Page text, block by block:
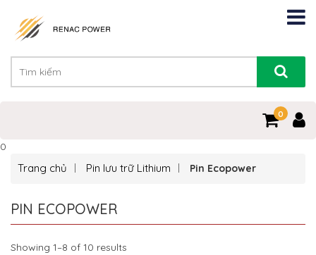
0
0
Trang chủ Pin lưu trữ Lithium Pin Ecopower
PIN ECOPOWER
Showing 1–8 of 10 results